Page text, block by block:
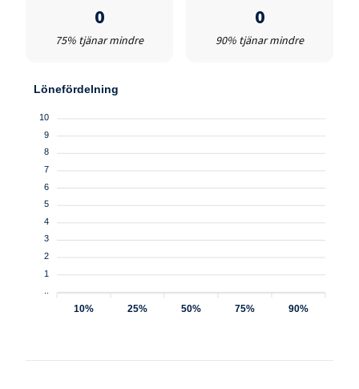
0
75% tjänar mindre
0
90% tjänar mindre
Lönefördelning
10
9
8
7
6
5
4
3
2
1
10% 25% 50% 75% 90%